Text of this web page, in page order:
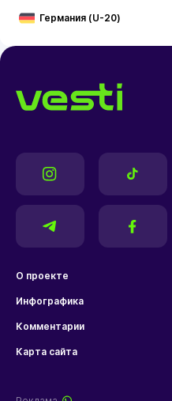
Германия (U-20)
О проекте
Инфографика
Комментарии
Карта сайта